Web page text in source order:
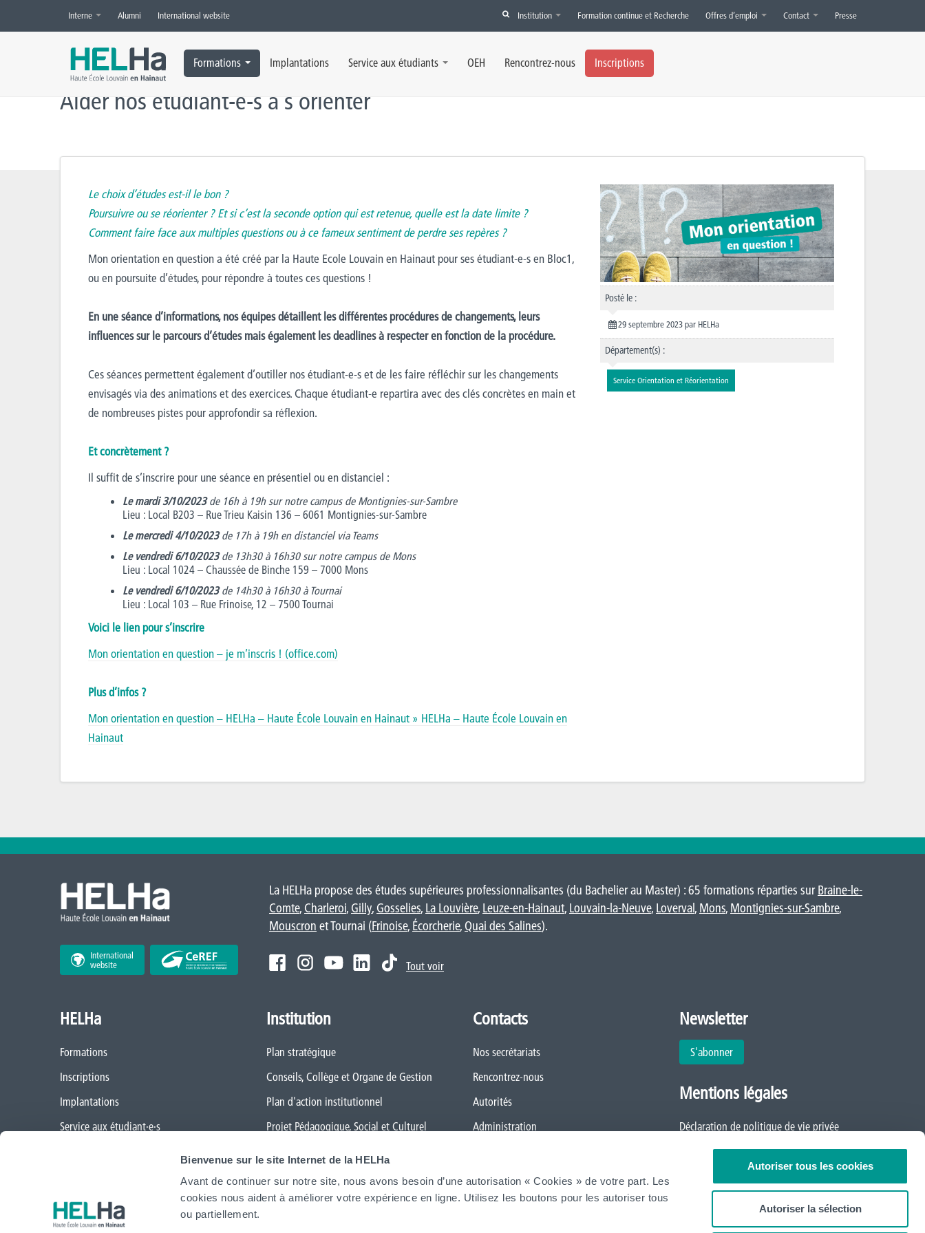
Bienvenue sur le site Internet de la HELHa
Avant de continuer sur notre site, nous avons besoin d’une autorisation « Cookies » de votre part. Les
cookies nous aident à améliorer votre expérience en ligne. Utilisez les boutons pour les autoriser tous
ou partiellement.
Autoriser tous les cookies
Autoriser la sélection
Interne Alumni International website Institution Formation continue et Recherche Offres d’emploi Contact Presse
Formations Implantations Service aux étudiants OEH Rencontrez-nous Inscriptions
Accueil » Actualités » Service Orientation et Réorientation
Aider nos étudiant-e-s à s’orienter
Le choix d’études est-il le bon ?
Poursuivre ou se réorienter ? Et si c’est la seconde option qui est retenue, quelle est la date limite ?
Comment faire face aux multiples questions ou à ce fameux sentiment de perdre ses repères ?
Mon orientation en question a été créé par la Haute Ecole Louvain en Hainaut pour ses étudiant-e-s en Bloc1,
ou en poursuite d’études, pour répondre à toutes ces questions !
En une séance d’informations, nos équipes détaillent les différentes procédures de changements, leurs
influences sur le parcours d’études mais également les deadlines à respecter en fonction de la procédure.
Ces séances permettent également d’outiller nos étudiant-e-s et de les faire réfléchir sur les changements
envisagés via des animations et des exercices.Chaque étudiant-e repartira avec des clés concrètes en main et
de nombreuses pistes pour approfondir sa réflexion.
Et concrètement ?
Il suffit de s’inscrire pour une séance en présentiel ou en distanciel :
Le mardi 3/10/2023de 16h à 19h sur notre campus de Montignies-sur-Sambre
Lieu : Local B203 – Rue Trieu Kaisin 136 – 6061 Montignies-sur-Sambre
Le mercredi 4/10/2023de 17h à 19h en distanciel via Teams
Le vendredi 6/10/2023de 13h30 à 16h30 sur notre campus de Mons
Lieu : Local 1024 – Chaussée de Binche 159 – 7000 Mons
Le vendredi 6/10/2023de 14h30 à 16h30 à Tournai
Lieu : Local 103 – Rue Frinoise, 12 – 7500 Tournai
Voici le lien pour s’inscrire
Mon orientation en question – je m’inscris ! (office.com)
Plus d’infos ?
Mon orientation en question – HELHa – Haute École Louvain en Hainaut » HELHa – Haute École Louvain en
Hainaut
Posté le :
29 septembre 2023par HELHa
Département(s) :
Service Orientation et Réorientation
International
website
La HELHa propose des études supérieures professionnalisantes (du Bachelier au Master) : 65 formations réparties surBraine-le-
Comte, Charleroi, Gilly, Gosselies, La Louvière, Leuze-en-Hainaut, Louvain-la-Neuve, Loverval, Mons, Montignies-sur-Sambre,
Mouscron et Tournai (Frinoise, Écorcherie, Quai des Salines).
Tout voir
HELHa
Formations
Inscriptions
Implantations
Service aux étudiant·e·s
Actualités
Formation continue et recherche
Institution
Plan stratégique
Conseils, Collège et Organe de Gestion
Plan d'action institutionnel
Projet Pédagogique, Social et Culturel
Démarche Qualité
CAP vers le numérique
Contacts
Nos secrétariats
Rencontrez-nous
Autorités
Administration
Presse
Newsletter
S'abonner
Mentions légales
Déclaration de politique de vie privée
Politique d'utilisation des cookies